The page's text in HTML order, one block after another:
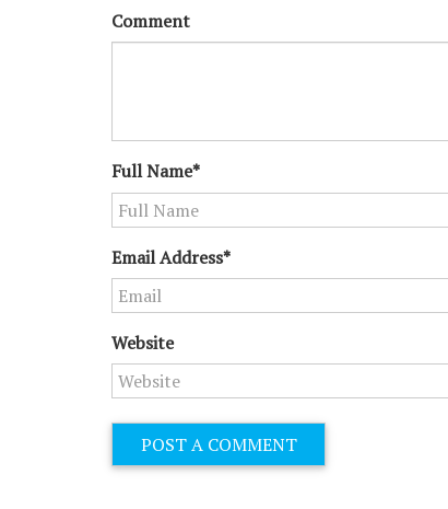
Comment
Full Name*
Email Address*
Website